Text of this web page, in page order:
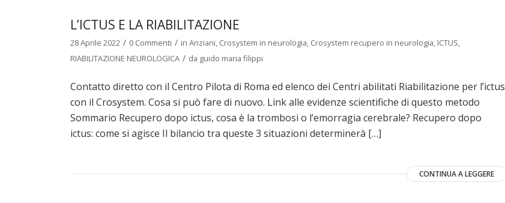
L’ICTUS E LA RIABILITAZIONE
28 Aprile 2022 / 0 Commenti / inAnziani Crosystem in neurologia Crosystem recupero in neurologia ICTUS
RIABILITAZIONE NEUROLOGICA / da guido maria filippi
Contatto diretto con il Centro Pilota di Roma ed elenco dei Centri abilitati Riabilitazione per l’ictus
con il Crosystem. Cosa si può fare di nuovo. Link alle evidenze scientifiche di questo metodo
Sommario Recupero dopo ictus, cosa è la trombosi o l’emorragia cerebrale? Recupero dopo
ictus: come si agisce Il bilancio tra queste 3 situazioni determinerà […]
CONTINUA A LEGGERE